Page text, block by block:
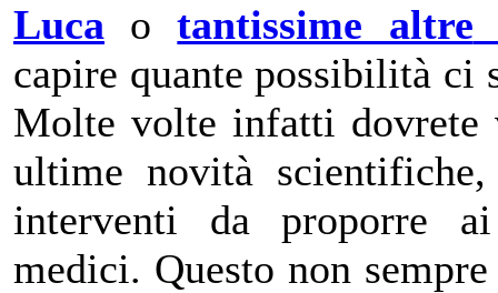
Luca otantissime altre
capire quante possibilità ci
Molte volte infatti dovrete
ultime novità
interventi da proporre
medici. Questo non